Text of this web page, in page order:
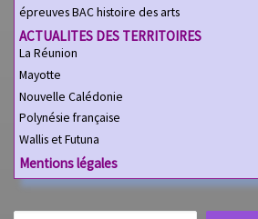
épreuves BAC histoire des arts
ACTUALITES DES TERRITOIRES
La Réunion
Mayotte
Nouvelle Calédonie
Polynésie française
Wallis et Futuna
Mentions légales